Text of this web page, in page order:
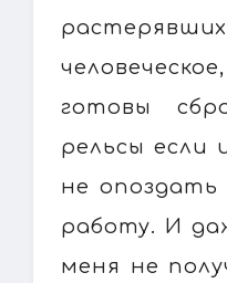
готовы
рельсы если
не
работу. И
меня не